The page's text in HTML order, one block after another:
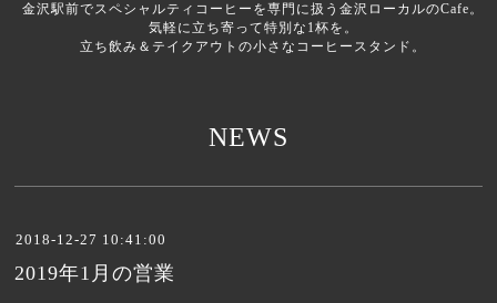
金沢駅前でスペシャルティコーヒーを専門に扱う金沢ローカルのCafe。
気軽に立ち寄って特別な1杯を。
立ち飲み＆テイクアウトの小さなコーヒースタンド。
NEWS
2018-12-27 10:41:00
2019年1月の営業